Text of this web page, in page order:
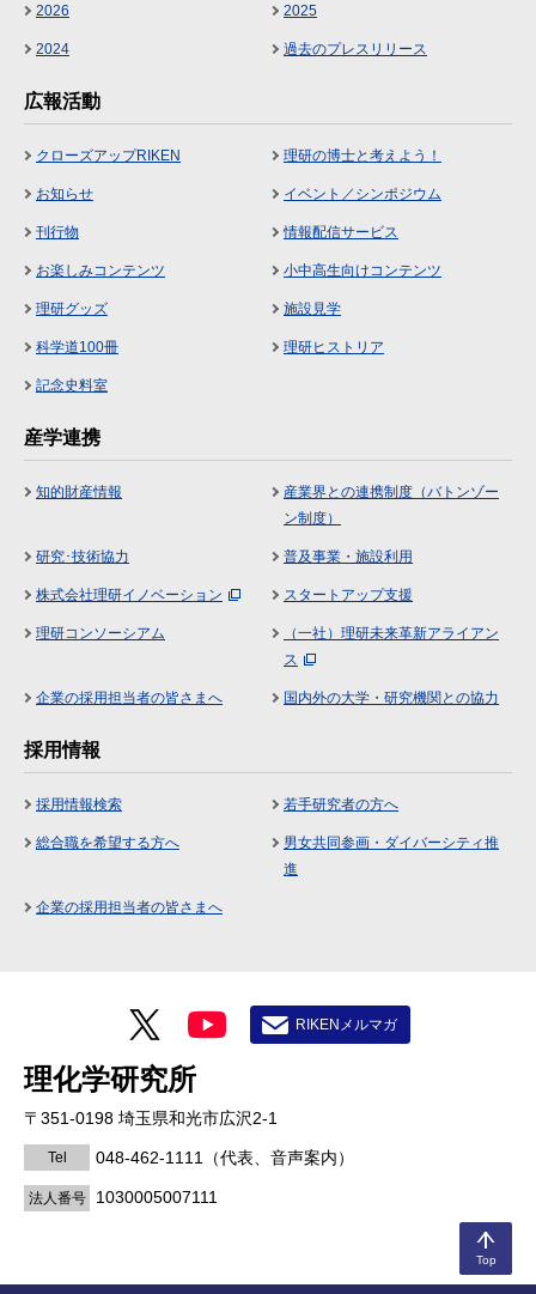
Top
2026 2025
2024 過去のプレスリリース
広報活動
クローズアップRIKEN 理研の博士と考えよう！
お知らせ イベント／シンポジウム
刊行物 情報配信サービス
お楽しみコンテンツ 小中高生向けコンテンツ
理研グッズ 施設見学
科学道100冊 理研ヒストリア
記念史料室
産学連携
知的財産情報
産業界との連携制度（バトンゾー
ン制度）
研究･技術協力 普及事業・施設利用
株式会社理研イノベーション スタートアップ支援
理研コンソーシアム
（一社）理研未来革新アライアン
ス
企業の採用担当者の皆さまへ 国内外の大学・研究機関との協力
採用情報
採用情報検索 若手研究者の方へ
総合職を希望する方へ
男女共同参画・ダイバーシティ推
進
企業の採用担当者の皆さまへ
理化学研究所
〒351-0198 埼玉県和光市広沢2-1
Tel 048-462-1111 （代表、音声案内）
法人番号 1030005007111
RIKENメルマガ